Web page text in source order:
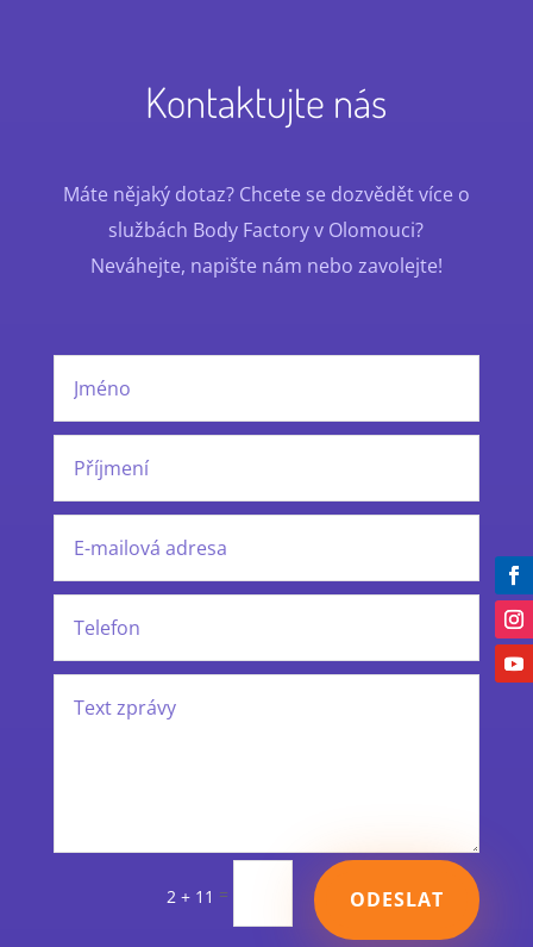
Kontaktujte nás
Máte nějaký dotaz? Chcete se dozvědět více o
službách Body Factory v Olomouci?
Neváhejte, napište nám nebo zavolejte!
2 + 11 = ODESLAT